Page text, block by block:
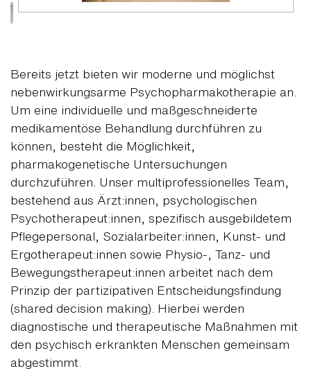
Bereits jetzt bieten wir moderne und möglichst
nebenwirkungsarme Psychopharmakotherapie an.
Um eine individuelle und maßgeschneiderte
medikamentöse Behandlung durchführen zu
können, besteht die Möglichkeit,
pharmakogenetische Untersuchungen
durchzuführen. Unser multiprofessionelles Team,
bestehend aus Ärzt:innen, psychologischen
Psychotherapeut:innen, spezifisch ausgebildetem
Pflegepersonal, Sozialarbeiter:innen, Kunst- und
Ergotherapeut:innen sowie Physio-, Tanz- und
Bewegungstherapeut:innen arbeitet nach dem
Prinzip der partizipativen Entscheidungsfindung
(shared decision making). Hierbei werden
diagnostische und therapeutische Maßnahmen mit
den psychisch erkrankten Menschen gemeinsam
abgestimmt.